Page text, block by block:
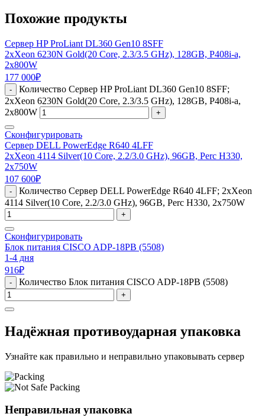
Похожие продукты
Сервер HP ProLiant DL360 Gen10 8SFF
2xXeon 6230N Gold(20 Core, 2.3/3.5 GHz), 128GB, P408i-a,
2x800W
177 000₽
-
Количество Сервер HP ProLiant DL360 Gen10 8SFF;
2xXeon 6230N Gold(20 Core, 2.3/3.5 GHz), 128GB, P408i-a,
2x800W
+
Сконфигурировать
Сервер DELL PowerEdge R640 4LFF
2xXeon 4114 Silver(10 Core, 2.2/3.0 GHz), 96GB, Perc H330,
2x750W
107 600₽
-
Количество Сервер DELL PowerEdge R640 4LFF; 2xXeon
4114 Silver(10 Core, 2.2/3.0 GHz), 96GB, Perc H330, 2x750W
+
Сконфигурировать
Блок питания CISCO ADP-18PB (5508)
1-4 дня
916₽
- Количество Блок питания CISCO ADP-18PB (5508)
+
Надёжная противоударная упаковка
Узнайте как правильно и неправильно упаковывать сервер
Неправильная упаковка